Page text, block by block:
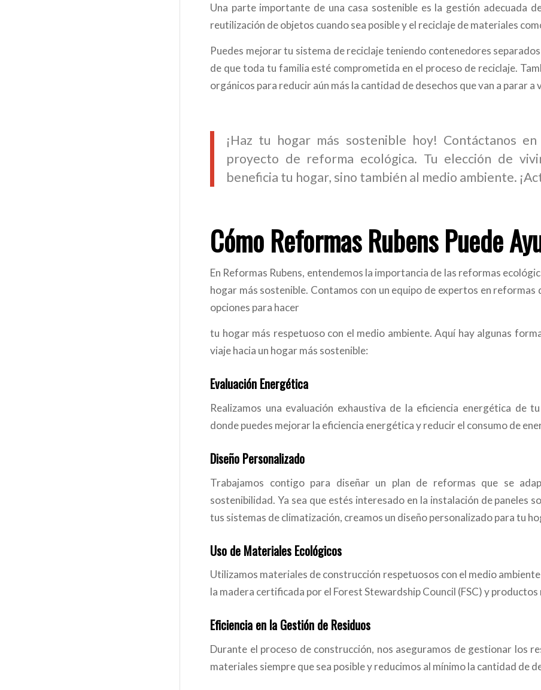
Una parte importante de una casa sostenible es la gestión adecuada
reutilización de objetos cuando sea posible y el reciclaje de materiales
Puedes mejorar tu sistema de reciclaje teniendo contenedores
de que toda tu familia esté comprometida en el proceso de reciclaje.
orgánicos para reducir aún más la cantidad de desechos que van a parar a
¡Haz tu hogar más sostenible hoy! Contáctanos
proyecto de reforma ecológica. Tu elección de
beneficia tu hogar, sino también al medio ambiente.
Cómo Reformas Rubens Puede
En Reformas Rubens, entendemos la importancia de las reformas
hogar más sostenible. Contamos con un equipo de expertos en
opciones para hacer
tu hogar más respetuoso con el medio ambiente. Aquí hay algunas
viaje hacia un hogar más sostenible:
Evaluación Energética
Realizamos una evaluación exhaustiva de la eficiencia energética de
donde puedes mejorar la eficiencia energética y reducir el consumo de
Diseño Personalizado
Trabajamos contigo para diseñar un plan de reformas que se
sostenibilidad. Ya sea que estés interesado en la instalación de paneles
tus sistemas de climatización, creamos un diseño personalizado para tu
Uso de Materiales Ecológicos
Utilizamos materiales de construcción respetuosos con el medio
la madera certificada por el Forest Stewardship Council (FSC) y productos
Eficiencia en la Gestión de Residuos
Durante el proceso de construcción, nos aseguramos de gestionar los
materiales siempre que sea posible y reducimos al mínimo la cantidad de